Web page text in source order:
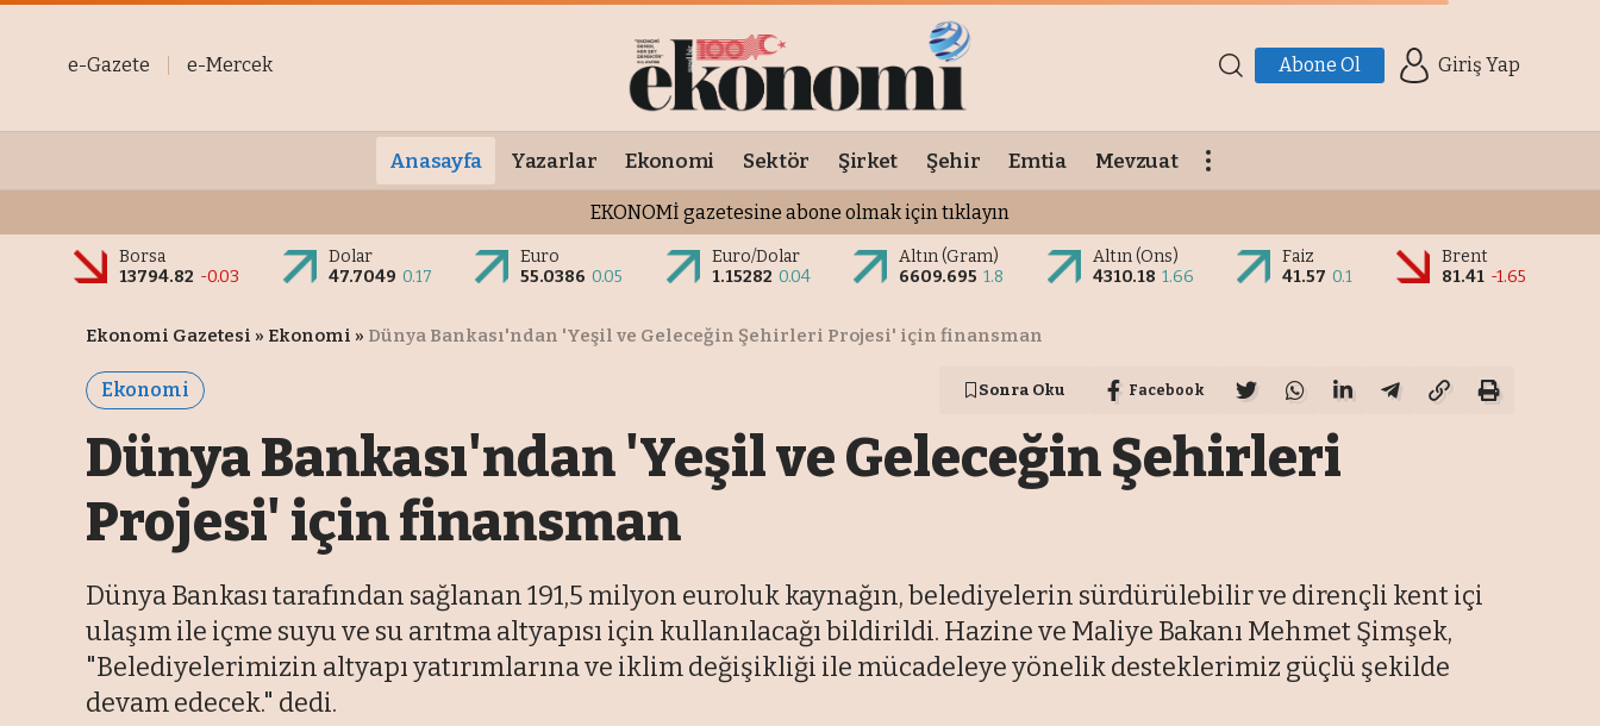
e-Gazete e-Mercek Abone Ol Giriş Yap
Anasayfa Yazarlar Ekonomi Sektör Şirket Şehir Emtia Mevzuat
EKONOMİ gazetesine abone olmak için tıklayın
Borsa
13794.82 -0.03
Dolar
47.7049 0.17
Euro
55.0386 0.05
Euro/Dolar
1.15282 0.04
Altın (Gram)
6609.695 1.8
Altın (Ons)
4310.18 1.66
Faiz
41.57 0.1
Brent
81.41 -1.65
Ekonomi Gazetesi » Ekonomi » Dünya Bankası'ndan 'Yeşil ve Geleceğin Şehirleri Projesi' için finansman
Ekonomi Sonra Oku Facebook
Dünya Bankası'ndan 'Yeşil ve Geleceğin Şehirleri
Projesi' için finansman
Dünya Bankası tarafından sağlanan 191,5 milyon euroluk kaynağın, belediyelerin sürdürülebilir ve dirençli kent içi
ulaşım ile içme suyu ve su arıtma altyapısı için kullanılacağı bildirildi. Hazine ve Maliye Bakanı Mehmet Şimşek,
"Belediyelerimizin altyapı yatırımlarına ve iklim değişikliği ile mücadeleye yönelik desteklerimiz güçlü şekilde
devam edecek." dedi.